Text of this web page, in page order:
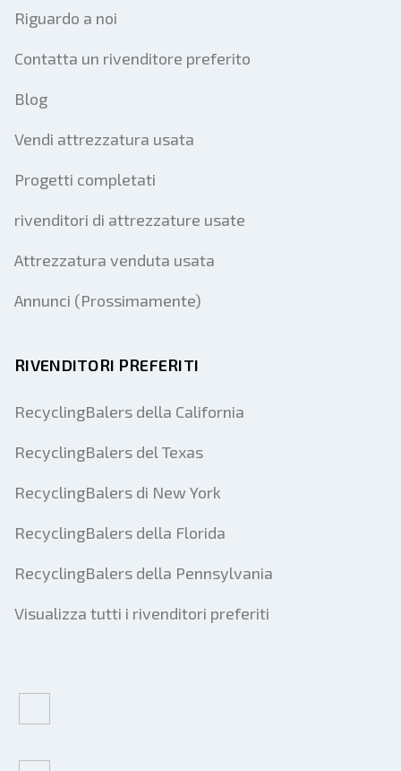
Riguardo a noi
Contatta un rivenditore preferito
Blog
Vendi attrezzatura usata
Progetti completati
rivenditori di attrezzature usate
Attrezzatura venduta usata
Annunci (Prossimamente)
RIVENDITORI PREFERITI
RecyclingBalers della California
RecyclingBalers del Texas
RecyclingBalers di New York
RecyclingBalers della Florida
RecyclingBalers della Pennsylvania
Visualizza tutti i rivenditori preferiti